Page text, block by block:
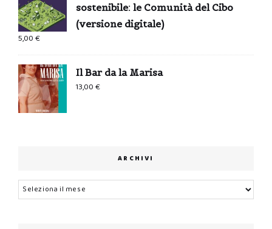
sostenibile: le Comunità del Cibo
(versione digitale)
5,00€
Il Bar da la Marisa
13,00€
ARCHIVI
Archivi